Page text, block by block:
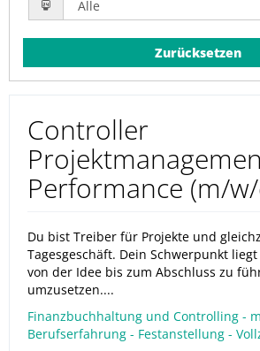
Zurücksetzen
Controller
Performance (m/
Du bist Treiber für Projekte und
Tagesgeschäft. Dein Schwerpunkt
von der Idee bis zum Abschluss zu
umzusetzen....
Finanzbuchhaltung und Controlling -
Berufserfahrung - Festanstellung -